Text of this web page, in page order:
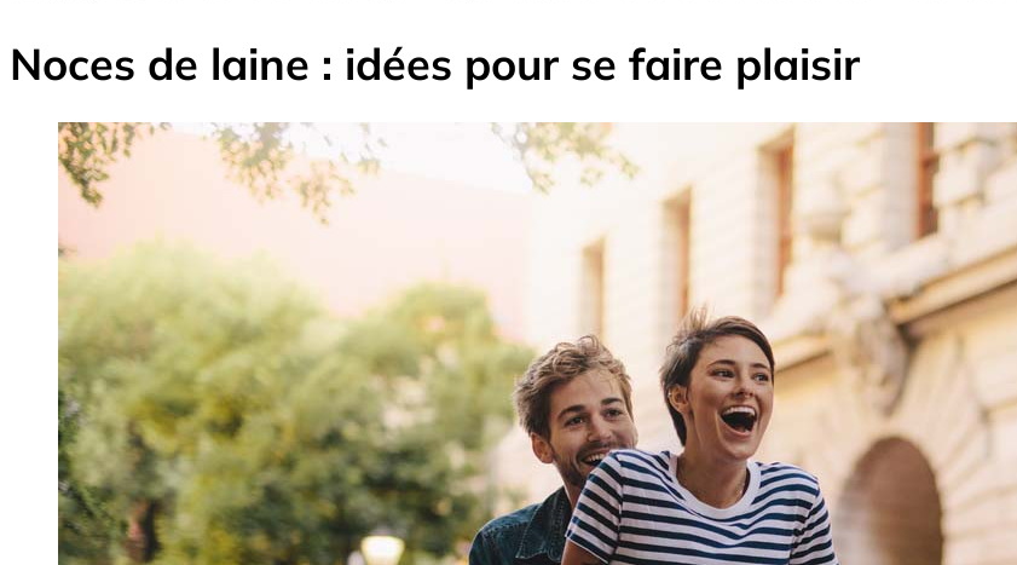
Noces de laine : idées pour se faire plaisir